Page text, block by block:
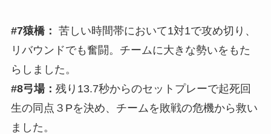
#7猿橋： 苦しい時間帯において1対1で攻め切り、
リバウンドでも奮闘。チームに大きな勢いをもた
らしました。
#8弓場： 残り13.7秒からのセットプレーで起死回
生の同点３Pを決め、チームを敗戦の危機から救い
ました。